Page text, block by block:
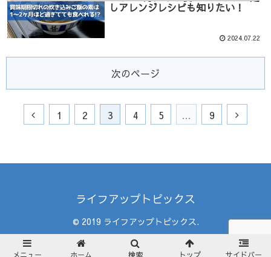
しアレンジレシピも知りたい！
2024.07.22
次のページ
1 2 3 4 5 … 9
ライフアップトピックス
© 2019 ライフアップトピックス.
メニュー ホーム 検索 トップ サイドバー